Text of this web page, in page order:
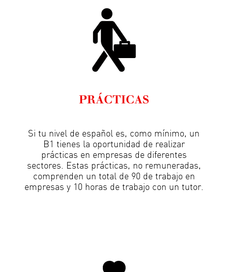
PRÁCTICAS
Si tu nivel de español es, como mínimo, un
B1 tienes la oportunidad de realizar
prácticas en empresas de diferentes
sectores. Estas prácticas, no remuneradas,
comprenden un total de 90 de trabajo en
empresas y 10 horas de trabajo con un tutor.